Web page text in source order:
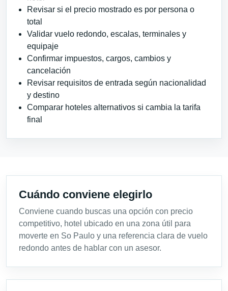
Revisar si el precio mostrado es por persona o
total
Validar vuelo redondo, escalas, terminales y
equipaje
Confirmar impuestos, cargos, cambios y
cancelación
Revisar requisitos de entrada según nacionalidad
y destino
Comparar hoteles alternativos si cambia la tarifa
final
Cuándo conviene elegirlo
Conviene cuando buscas una opción con precio
competitivo, hotel ubicado en una zona útil para
moverte en So Paulo y una referencia clara de vuelo
redondo antes de hablar con un asesor.